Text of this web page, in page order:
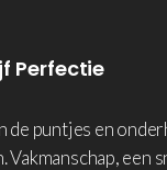
Perfectie
de puntjes en
Vakmanschap, een